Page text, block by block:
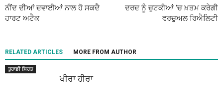
ਨੀਂਦ ਦੀਆਂ ਦਵਾਈਆਂ ਨਾਲ ਹੋ ਸਕਦੈ
ਹਾਰਟ ਅਟੈਕ
ਦਰਦ ਨੂੰ ਚੁਟਕੀਆਂ ‘ਚ ਖ਼ਤਮ ਕਰੇਗੀ
ਵਰਚੁਅਲ ਰਿਐਲਿਟੀ
RELATED ARTICLES MORE FROM AUTHOR
ਤੁਹਾਡੀ ਸਿਹਤ
ਖੀਰਾ ਹੀਰਾ